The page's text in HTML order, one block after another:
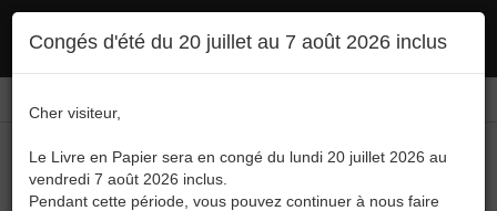
l'utilisation :politique en matière de confidentialité Accepter
Congés d'été du 20 juillet au 7 août 2026 inclus
Cher visiteur,
Le Livre en Papier sera en congé du lundi 20 juillet 2026 au
vendredi 7 août 2026 inclus.
Pendant cette période, vous pouvez continuer à nous faire